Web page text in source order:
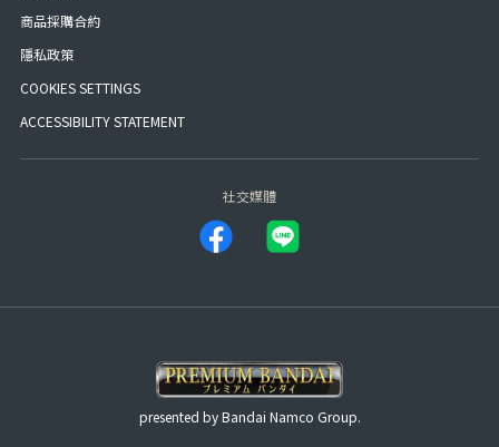
商品採購合約
隱私政策
COOKIES SETTINGS
ACCESSIBILITY STATEMENT
社交媒體
presented by Bandai Namco Group.